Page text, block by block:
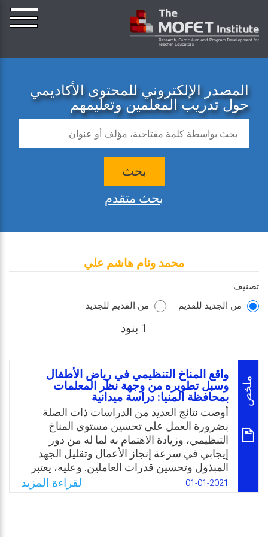
المصدر الإلكتروني للمحتوى الأكاديمي
حول تدريب المعلمين وتعليمهم
بحث
بحث متقدم
محمد وئام هاشم علي
تصنيف:
من الجديد للقديم
من القديم للجديد
1 بنود
ملخص
واقع المناخ التنظيمي في رياض الأطفال
وسبل تطويره من وجهة نظر المعلمات
بمحافظة المنيا: دراسة ميدانية
أوصت نتائج العديد من الدراسات ذات الصلة
بضرورة العمل على تحسين مستوى المناخ
التنظيمي، وزيادة الاهتمام به لما له من دور
إيجابي في سرعة إنجاز الأعمال وتقليل الجهد
المبذول وتحسين قدرات العاملين. وعليه، يعتبر
المناخ التنظيمي من أهم المتغيرات اللازمة لنجاح
المؤسسات التربوية التعليمية في تحقيق الأهداف
01-01-2021 لقراءة المزيد